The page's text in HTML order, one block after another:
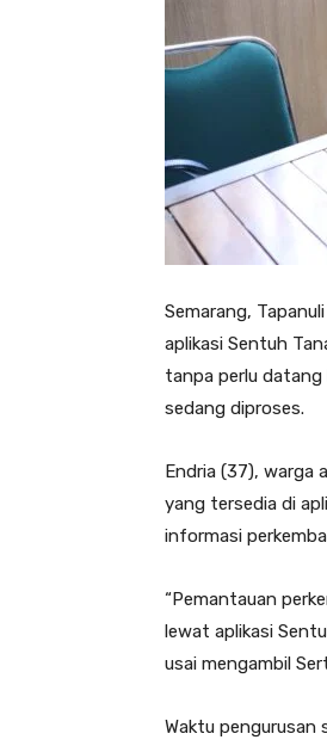
Semarang,
aplikasi Sentuh
tanpa perlu
sedang diproses.
Endria (37), warga
yang tersedia di
informasi
“Pemantauan
lewat aplikasi
usai mengambil
Waktu pengurusan